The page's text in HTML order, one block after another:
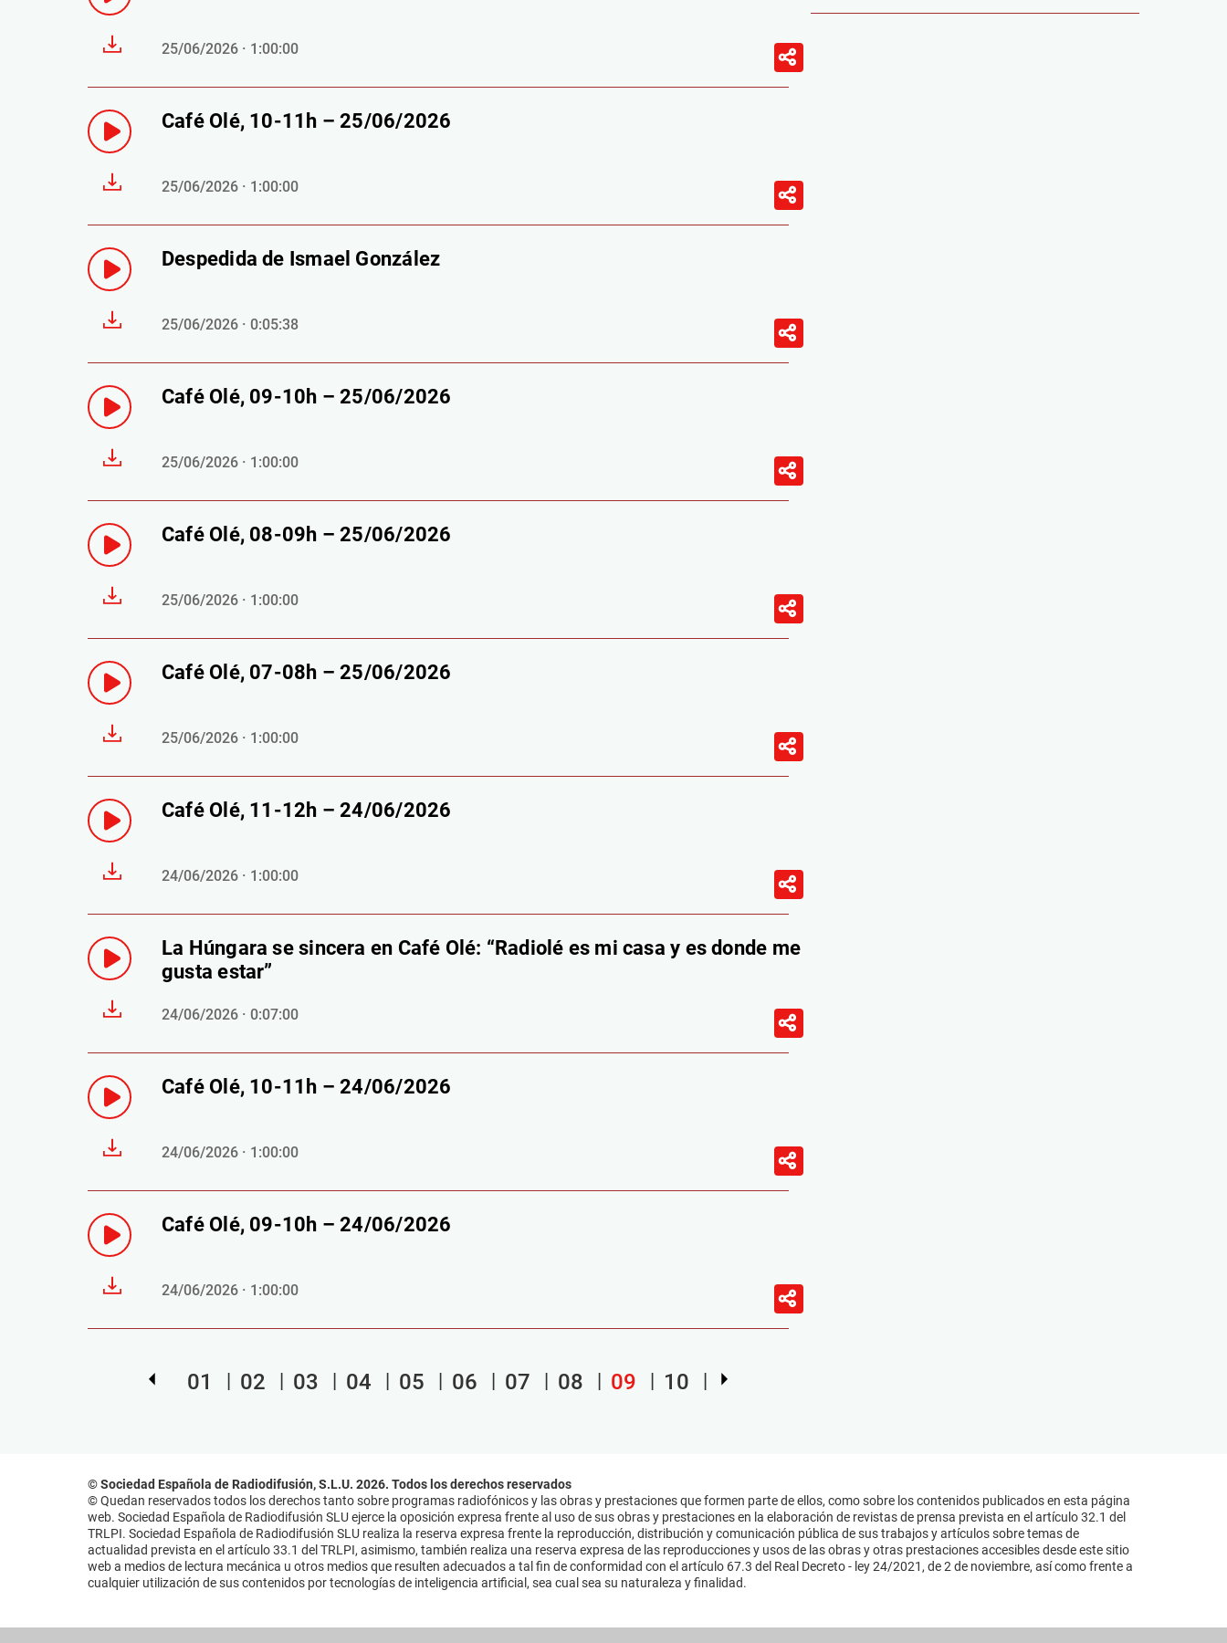
25/06/2026 · 1:00:00
Café Olé, 10-11h – 25/06/2026
25/06/2026 · 1:00:00
Despedida de Ismael González
25/06/2026 · 0:05:38
Café Olé, 09-10h – 25/06/2026
25/06/2026 · 1:00:00
Café Olé, 08-09h – 25/06/2026
25/06/2026 · 1:00:00
Café Olé, 07-08h – 25/06/2026
25/06/2026 · 1:00:00
Café Olé, 11-12h – 24/06/2026
24/06/2026 · 1:00:00
La Húngara se sincera en Café Olé: “Radiolé es mi casa y es donde me
gusta estar”
24/06/2026 · 0:07:00
Café Olé, 10-11h – 24/06/2026
24/06/2026 · 1:00:00
Café Olé, 09-10h – 24/06/2026
24/06/2026 · 1:00:00
01 02 03 04 05 06 07 08 09 10
© Sociedad Española de Radiodifusión, S.L.U. 2026. Todos los derechos reservados
© Quedan reservados todos los derechos tanto sobre programas radiofónicos y las obras y prestaciones que formen parte de ellos, como sobre los contenidos publicados en esta página
web. Sociedad Española de Radiodifusión SLU ejerce la oposición expresa frente al uso de sus obras y prestaciones en la elaboración de revistas de prensa prevista en el artículo 32.1 del
TRLPI. Sociedad Española de Radiodifusión SLU realiza la reserva expresa frente la reproducción, distribución y comunicación pública de sus trabajos y artículos sobre temas de
actualidad prevista en el artículo 33.1 del TRLPI, asimismo, también realiza una reserva expresa de las reproducciones y usos de las obras y otras prestaciones accesibles desde este sitio
web a medios de lectura mecánica u otros medios que resulten adecuados a tal fin de conformidad con el artículo 67.3 del Real Decreto - ley 24/2021, de 2 de noviembre, así como frente a
cualquier utilización de sus contenidos por tecnologías de inteligencia artificial, sea cual sea su naturaleza y finalidad.